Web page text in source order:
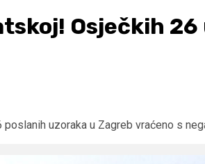
Osječkih 26
uzoraka u Zagreb vraćeno s